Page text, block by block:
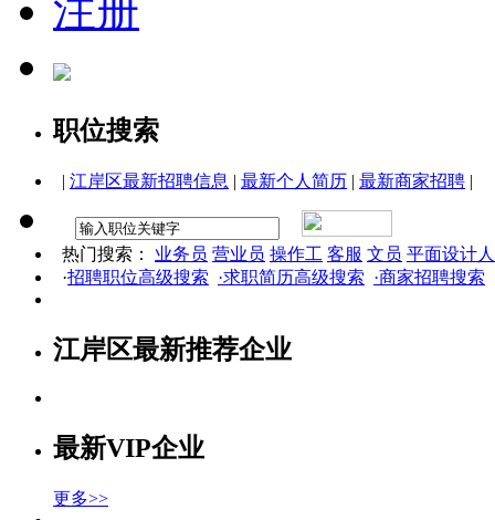
职位搜索
| 江岸区最新招聘信息 | 最新个人简历 | 最新商家招聘 |
热门搜索： 业务员 营业员 操作工 客服 文员 平面设计
·招聘职位高级搜索 ·求职简历高级搜索 ·商家招聘搜索
江岸区最新推荐企业
最新VIP企业
更多>>